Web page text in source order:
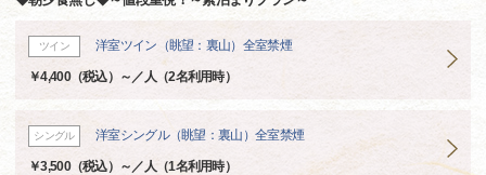
ツイン 洋室ツイン（眺望：裏山）全室禁煙
￥4,400（税込）～／人（2名利用時）
シングル 洋室シングル（眺望：裏山）全室禁煙
￥3,500（税込）～／人（1名利用時）